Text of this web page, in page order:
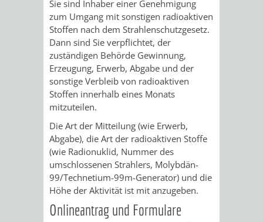
HILFE
MENSCHEN
MIT
BEHINDERUNG
MENSCHEN
MIT
DEMENZ
MIGRANTEN
/
FLÜCHTLINGE
BAUHERREN
BAUHERRENBERATUNG
GRUNDSTÜCKSWERTERMITTLUNG
DENKMALSCHUTZ
AUFGABEN
STEUERVORTEILE
VERKAUF
STÄDTISCHER
BERATUNGSERGEBNISSE
TAGESORDNUNG
/
SITZUNGSUNTERLAGEN
UMLEGUNGSAUSSCHUSS
BERATENDE
AUSSCHÜSSE
RATHAUS
Sie sind Inhaber einer Genehmigung
zum Umgang mit sonstigen radioaktiven
Stoffen nach dem Strahlenschutzgesetz.
Dann sind Sie verpflichtet, der
zuständigen Behörde Gewinnung,
Erzeugung, Erwerb, Abgabe und der
sonstige Verbleib von radioaktiven
Stoffen innerhalb eines Monats
mitzuteilen.
Die Art der Mitteilung (wie Erwerb,
Abgabe), die Art der radioaktiven Stoffe
(wie Radionuklid, Nummer des
umschlossenen Strahlers, Molybdän-
99/Technetium-99m-Generator) und die
Höhe der Aktivität ist mit anzugeben.
Onlineantrag und Formulare